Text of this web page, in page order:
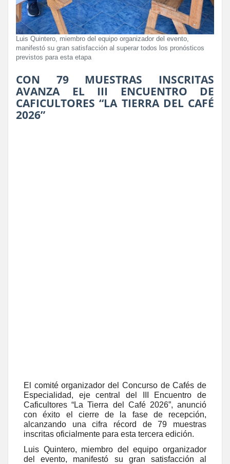
Luis Quintero, miembro del equipo organizador del evento,
manifestó su gran satisfacción al superar todos los pronósticos
previstos para esta etapa
CON 79 MUESTRAS INSCRITAS
AVANZA EL III ENCUENTRO DE
CAFICULTORES “LA TIERRA DEL CAFÉ
2026”
El comité organizador del Concurso de Cafés de
Especialidad, eje central del III Encuentro de
Caficultores “La Tierra del Café 2026”, anunció
con éxito el cierre de la fase de recepción,
alcanzando una cifra récord de 79 muestras
inscritas oficialmente para esta tercera edición.
Luis Quintero, miembro del equipo organizador
del evento, manifestó su gran satisfacción al